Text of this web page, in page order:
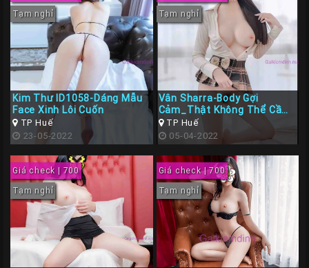
Tạm nghỉ
Kim Thư ID1058-Dáng Mẫu
Face Xinh Lôi Cuốn
TP Huế
23-05-2022
Tạm nghỉ
Vân Sharra-Body Gợi
Cảm_Thật Không Thể Cầm
lòng
TP Huế
05-04-2022
Giá check | 700
Tạm nghỉ
Giá check | 700
Tạm nghỉ